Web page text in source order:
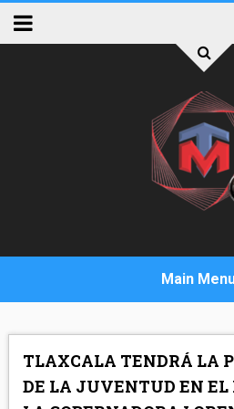
TLAXCALA TENDRÁ LA
DE LA JUVENTUD EN EL